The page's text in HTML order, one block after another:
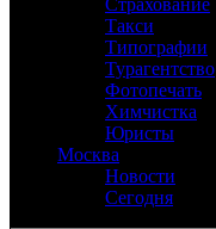
Страхование
Такси
Типографии
Турагентство
Фотопечать
Химчистка
Юристы
Москва
Новости
Сегодня